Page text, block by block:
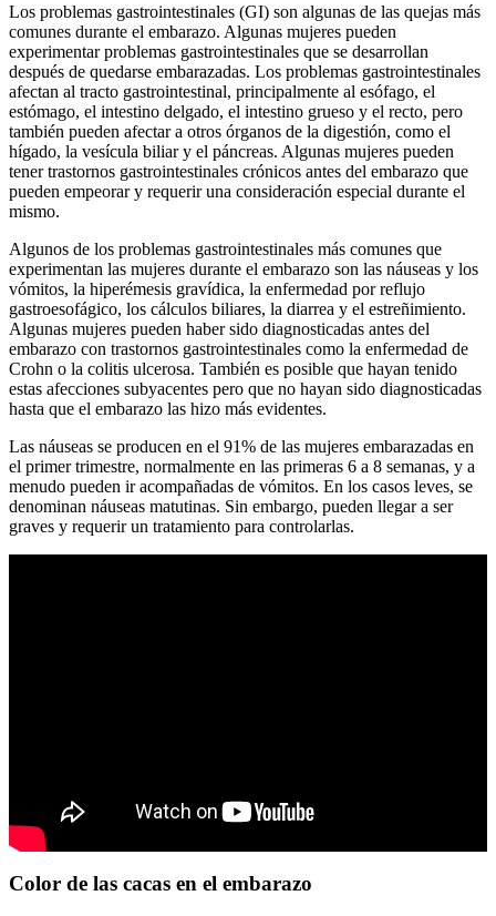
Los problemas gastrointestinales (GI) son algunas de las quejas más
comunes durante el embarazo. Algunas mujeres pueden
experimentar problemas gastrointestinales que se desarrollan
después de quedarse embarazadas. Los problemas gastrointestinales
afectan al tracto gastrointestinal, principalmente al esófago, el
estómago, el intestino delgado, el intestino grueso y el recto, pero
también pueden afectar a otros órganos de la digestión, como el
hígado, la vesícula biliar y el páncreas. Algunas mujeres pueden
tener trastornos gastrointestinales crónicos antes del embarazo que
pueden empeorar y requerir una consideración especial durante el
mismo.
Algunos de los problemas gastrointestinales más comunes que
experimentan las mujeres durante el embarazo son las náuseas y los
vómitos, la hiperémesis gravídica, la enfermedad por reflujo
gastroesofágico, los cálculos biliares, la diarrea y el estreñimiento.
Algunas mujeres pueden haber sido diagnosticadas antes del
embarazo con trastornos gastrointestinales como la enfermedad de
Crohn o la colitis ulcerosa. También es posible que hayan tenido
estas afecciones subyacentes pero que no hayan sido diagnosticadas
hasta que el embarazo las hizo más evidentes.
Las náuseas se producen en el 91% de las mujeres embarazadas en
el primer trimestre, normalmente en las primeras 6 a 8 semanas, y a
menudo pueden ir acompañadas de vómitos. En los casos leves, se
denominan náuseas matutinas. Sin embargo, pueden llegar a ser
graves y requerir un tratamiento para controlarlas.
Color de las cacas en el embarazo